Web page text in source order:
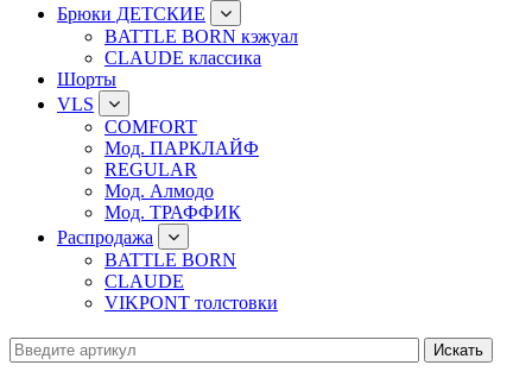
Брюки ДЕТСКИЕ
BATTLE BORN кэжуал
CLAUDE классика
Шорты
VLS
COMFORT
Мод. ПАРКЛАЙФ
REGULAR
Мод. Алмодо
Мод. ТРАФФИК
Распродажа
BATTLE BORN
CLAUDE
VIKPONT толстовки